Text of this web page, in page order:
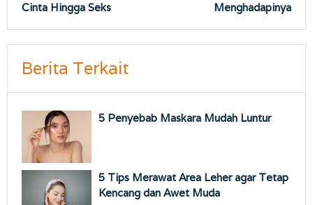
Cinta Hingga Seks
Menghadapinya
Berita Terkait
5 Penyebab Maskara Mudah Luntur
5 Tips Merawat Area Leher agar Tetap
Kencang dan Awet Muda